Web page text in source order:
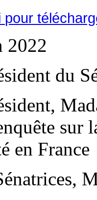
pour
2022
du
sur
en France